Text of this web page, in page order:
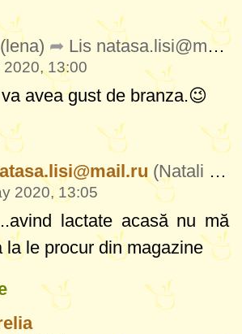
(lena) Lis natasa.lisi@mail.ru
2020, 13:00
avea gust de branza.😉
(Natali Grigori)
2020, 13:05
lactate acasă nu mă
la le procur din magazine